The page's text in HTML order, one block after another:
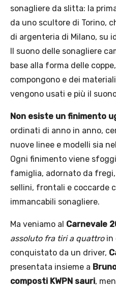
sonagliere da slitta: la
da uno scultore di Torino,
di argenteria di Milano, su
Il suono delle sonagliere
base alla forma delle
compongono e dei
vengono usati e più il
Non esiste un finimento
ordinati di anno in anno,
nuove linee e modelli sia
Ogni finimento viene
famiglia, adornato da
sellini, frontali e coccarde
immancabili sonagliere.
Ma veniamo al Carnevale
assoluto fra tiri a quattroin
conquistato da un driver,
presentata insieme a
composti KWPN sauri,